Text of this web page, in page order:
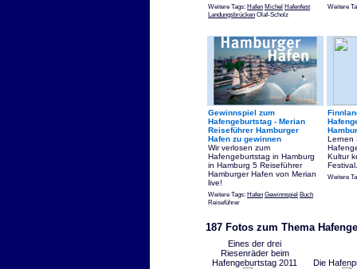
Weitere Tags: Hafen Michel Hafenfest
Landungsbrücken Olaf-Scholz
Weitere
Gewinnspiel zum
Hafengeburtstag - Merian
Reiseführer Hamburger
Hafen zu gewinnen
Wir verlosen zum
Hafengeburtstag in Hamburg
in Hamburg 5 Reiseführer
Hamburger Hafen von Merian
live!
Weitere Tags: Hafen Gewinnspiel Buch
Reiseführer
Lernen
Kultur
Festival.
Weitere
187 Fotos zum Thema
Eines der drei
Riesenräder beim
Hafengeburtstag 2011
Die